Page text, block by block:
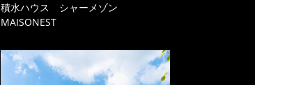
積水ハウス シャーメゾン
MAISONEST